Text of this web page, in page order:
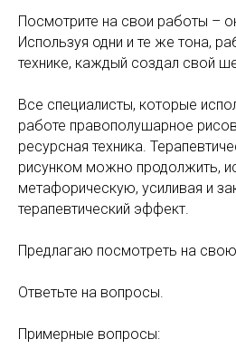
Посмотрите на свои работы –
Используя одни и те же тона,
технике, каждый создал свой
Все специалисты, которые
работе правополушарное
ресурсная техника.
рисунком можно продолжить,
метафорическую, усиливая и
терапевтический эффект.
Предлагаю посмотреть на
Ответьте на вопросы.
Примерные вопросы: